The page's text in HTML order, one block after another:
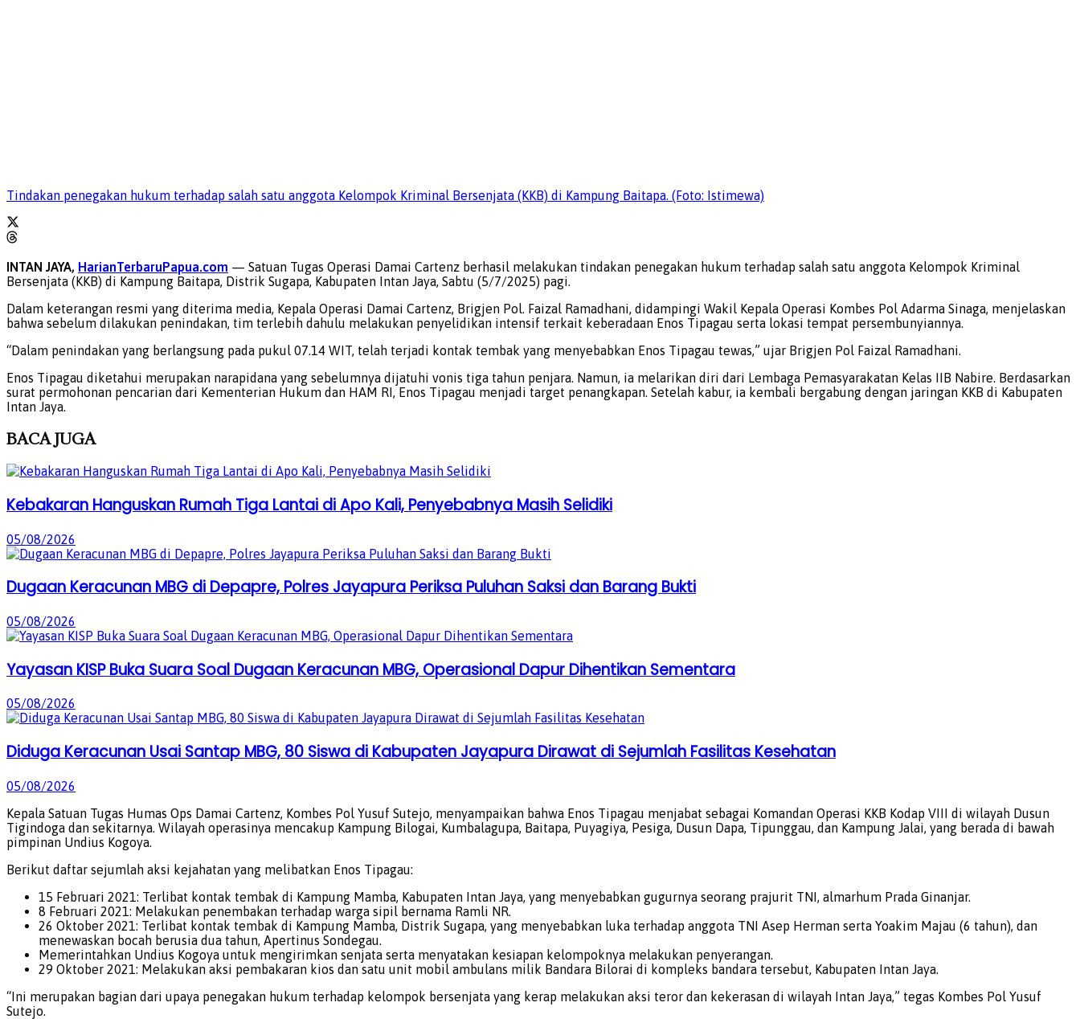
Tindakan penegakan hukum terhadap salah satu anggota Kelompok Kriminal Bersenjata (KKB) di Kampung Baitapa. (Foto: Istimewa)
INTAN JAYA, HarianTerbaruPapua.com — Satuan Tugas Operasi Damai Cartenz berhasil melakukan tindakan penegakan hukum terhadap salah satu anggota Kelompok Kriminal
Bersenjata (KKB) di Kampung Baitapa, Distrik Sugapa, Kabupaten Intan Jaya, Sabtu (5/7/2025) pagi.
Dalam keterangan resmi yang diterima media, Kepala Operasi Damai Cartenz, Brigjen Pol. Faizal Ramadhani, didampingi Wakil Kepala Operasi Kombes Pol Adarma Sinaga, menjelaskan
bahwa sebelum dilakukan penindakan, tim terlebih dahulu melakukan penyelidikan intensif terkait keberadaan Enos Tipagau serta lokasi tempat persembunyiannya.
“Dalam penindakan yang berlangsung pada pukul 07.14 WIT, telah terjadi kontak tembak yang menyebabkan Enos Tipagau tewas,” ujar Brigjen Pol Faizal Ramadhani.
Enos Tipagau diketahui merupakan narapidana yang sebelumnya dijatuhi vonis tiga tahun penjara. Namun, ia melarikan diri dari Lembaga Pemasyarakatan Kelas IIB Nabire. Berdasarkan
surat permohonan pencarian dari Kementerian Hukum dan HAM RI, Enos Tipagau menjadi target penangkapan. Setelah kabur, ia kembali bergabung dengan jaringan KKB di Kabupaten
Intan Jaya.
BACAJUGA
Kebakaran Hanguskan Rumah Tiga Lantai di Apo Kali, Penyebabnya Masih Selidiki
05/08/2026
Dugaan Keracunan MBG di Depapre, Polres Jayapura Periksa Puluhan Saksi dan Barang Bukti
05/08/2026
Yayasan KISP Buka Suara Soal Dugaan Keracunan MBG, Operasional Dapur Dihentikan Sementara
05/08/2026
Diduga Keracunan Usai Santap MBG, 80 Siswa di Kabupaten Jayapura Dirawat di Sejumlah Fasilitas Kesehatan
05/08/2026
Kepala Satuan Tugas Humas Ops Damai Cartenz, Kombes Pol Yusuf Sutejo, menyampaikan bahwa Enos Tipagau menjabat sebagai Komandan Operasi KKB Kodap VIII di wilayah Dusun
Tigindoga dan sekitarnya. Wilayah operasinya mencakup Kampung Bilogai, Kumbalagupa, Baitapa, Puyagiya, Pesiga, Dusun Dapa, Tipunggau, dan Kampung Jalai, yang berada di bawah
pimpinan Undius Kogoya.
Berikut daftar sejumlah aksi kejahatan yang melibatkan Enos Tipagau:
15 Februari 2021: Terlibat kontak tembak di Kampung Mamba, Kabupaten Intan Jaya, yang menyebabkan gugurnya seorang prajurit TNI, almarhum Prada Ginanjar.
8 Februari 2021: Melakukan penembakan terhadap warga sipil bernama Ramli NR.
26 Oktober 2021: Terlibat kontak tembak di Kampung Mamba, Distrik Sugapa, yang menyebabkan luka terhadap anggota TNI Asep Herman serta Yoakim Majau (6 tahun), dan
menewaskan bocah berusia dua tahun, Apertinus Sondegau.
Memerintahkan Undius Kogoya untuk mengirimkan senjata serta menyatakan kesiapan kelompoknya melakukan penyerangan.
29 Oktober 2021: Melakukan aksi pembakaran kios dan satu unit mobil ambulans milik Bandara Bilorai di kompleks bandara tersebut, Kabupaten Intan Jaya.
“Ini merupakan bagian dari upaya penegakan hukum terhadap kelompok bersenjata yang kerap melakukan aksi teror dan kekerasan di wilayah Intan Jaya,” tegas Kombes Pol Yusuf
Sutejo.